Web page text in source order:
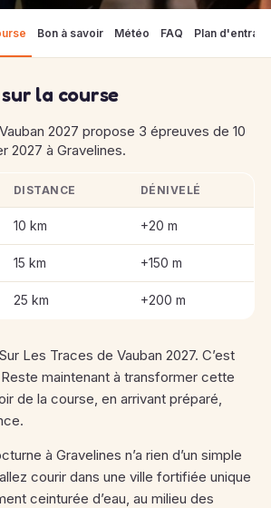
Bon à savoir Météo FAQ Plan
la course
2027 propose 3 épreuves de 10
2027 à Gravelines.
épreuves de Sur Les Traces de Vauban
DISTANCE DÉNIVELÉ
10 km +20 m
15 km +150 m
25 km +200 m
Les Traces de Vauban 2027. C’est
maintenant à transformer cette
de la course, en arrivant préparé,
à Gravelines n’a rien d’un simple
courir dans une ville fortifiée unique
ceinturée d’eau, au milieu des